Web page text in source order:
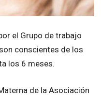
el Grupo de trabajo
conscientes de los
los 6 meses.
de la Asociación